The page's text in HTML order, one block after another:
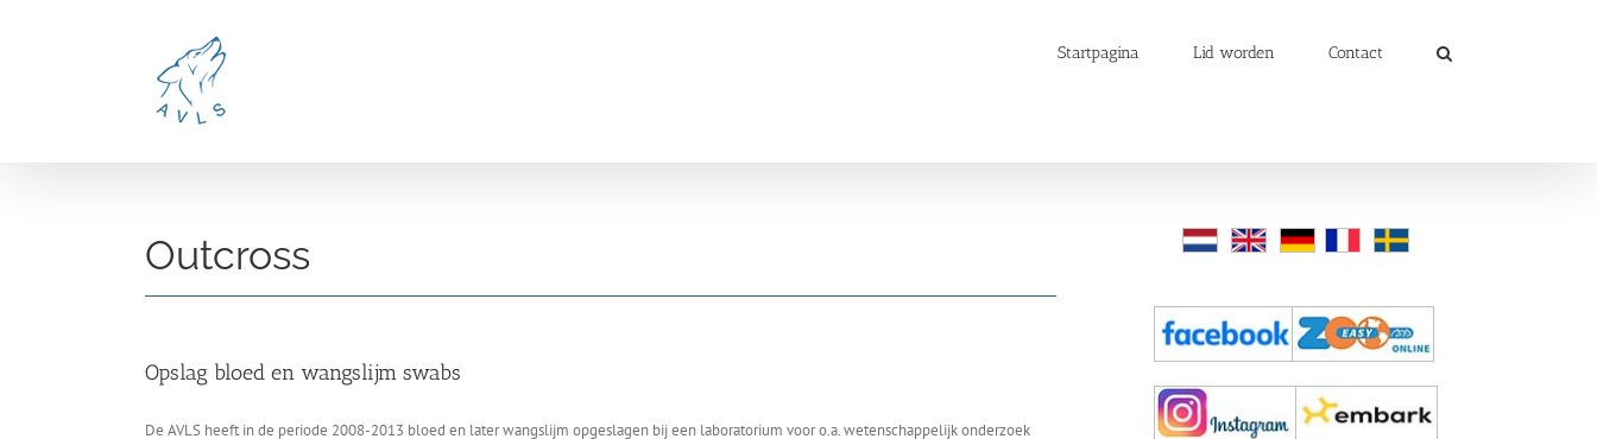
Startpagina Lid worden Contact
Outcross
Opslag bloed en wangslijm swabs
De AVLS heeft in de periode 2008-2013 bloed en later wangslijm opgeslagen bij een laboratorium voor o.a. wetenschappelijk onderzoek